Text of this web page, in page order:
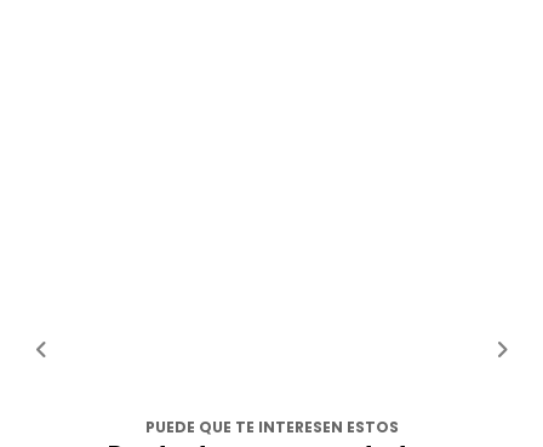
PUEDE QUE TE INTERESEN ESTOS